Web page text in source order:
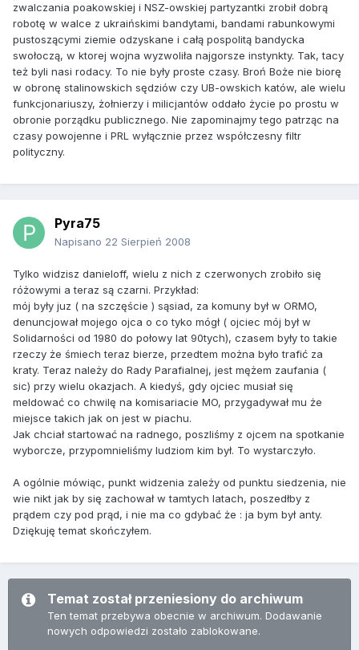
zwalczania poakowskiej i NSZ-owskiej partyzantki zrobił dobrą
robotę w walce z ukraińskimi bandytami, bandami rabunkowymi
pustoszącymi ziemie odzyskane i całą pospolitą bandycka
swołoczą, w ktorej wojna wyzwoliła najgorsze instynkty. Tak, tacy
też byli nasi rodacy. To nie były proste czasy. Broń Boże nie biorę
w obronę stalinowskich sędziów czy UB-owskich katów, ale wielu
funkcjonariuszy, żołnierzy i milicjantów oddało życie po prostu w
obronie porządku publicznego. Nie zapominajmy tego patrząc na
czasy powojenne i PRL wyłącznie przez współczesny filtr
polityczny.
Pyra75
Napisano 22 Sierpień 2008
Tylko widzisz danieloff, wielu z nich z czerwonych zrobiło się
różowymi a teraz są czarni. Przykład:
mój były juz ( na szczęście ) sąsiad, za komuny był w ORMO,
denuncjował mojego ojca o co tyko mógł ( ojciec mój był w
Solidarności od 1980 do połowy lat 90tych), czasem były to takie
rzeczy że śmiech teraz bierze, przedtem można było trafić za
kraty. Teraz należy do Rady Parafialnej, jest mężem zaufania (
sic) przy wielu okazjach. A kiedyś, gdy ojciec musiał się
meldować co chwilę na komisariacie MO, przygadywał mu że
miejsce takich jak on jest w piachu.
Jak chciał startować na radnego, poszliśmy z ojcem na spotkanie
wyborcze, przypomnieliśmy ludziom kim był. To wystarczyło.
A ogólnie mówiąc, punkt widzenia zależy od punktu siedzenia, nie
wie nikt jak by się zachował w tamtych latach, poszedłby z
prądem czy pod prąd, i nie ma co gdybać że : ja bym był anty.
Dziękuję temat skończyłem.
Temat został przeniesiony do archiwum
Ten temat przebywa obecnie w archiwum. Dodawanie
nowych odpowiedzi zostało zablokowane.